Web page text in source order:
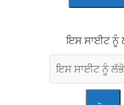
ਇਸ ਸਾਈਟ ਨੂੰ